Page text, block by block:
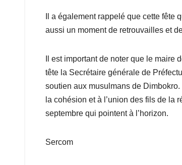
Il a également rappelé que cette
aussi un moment de retrouvailles et
Il est important de noter que le
tête la Secrétaire générale de
soutien aux musulmans de
la cohésion et à l’union des fils de la
septembre qui pointent à l’horizon.
Sercom